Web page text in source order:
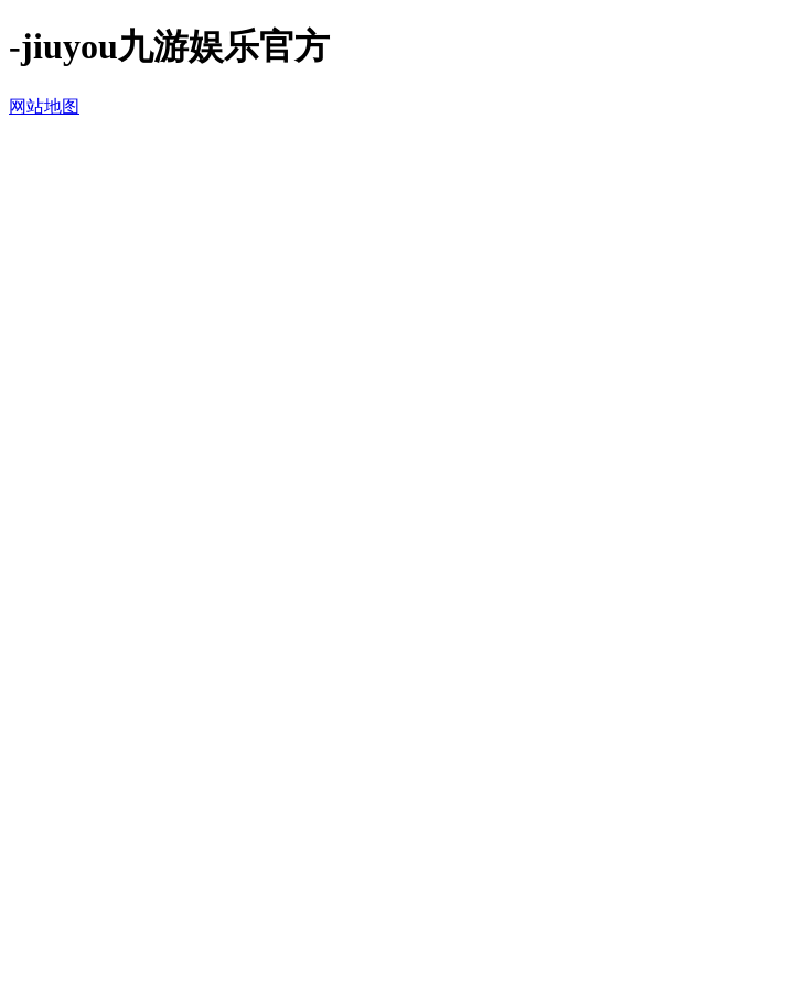
-jiuyou九游娱乐官方
网站地图